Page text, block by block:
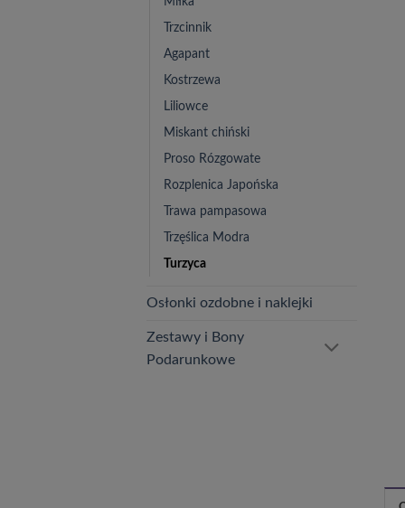
Trzcinnik
Agapant
Kostrzewa
Liliowce
Miskant chiński
Proso Rózgowate
Rozplenica Japońska
Trawa pampasowa
Trzęślica Modra
Turzyca
Osłonki ozdobne i naklejki
Zestawy i Bony
Podarunkowe